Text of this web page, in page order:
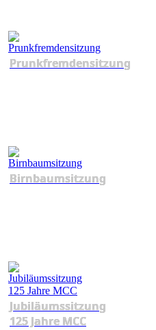
Prunkfremdensitzung
Birnbaumsitzung
Jubiläumssitzung
125 Jahre MCC